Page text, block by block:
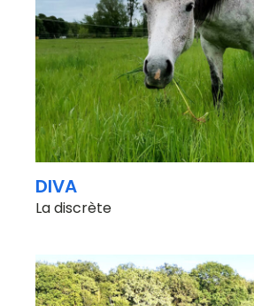
DIVA
La discrète